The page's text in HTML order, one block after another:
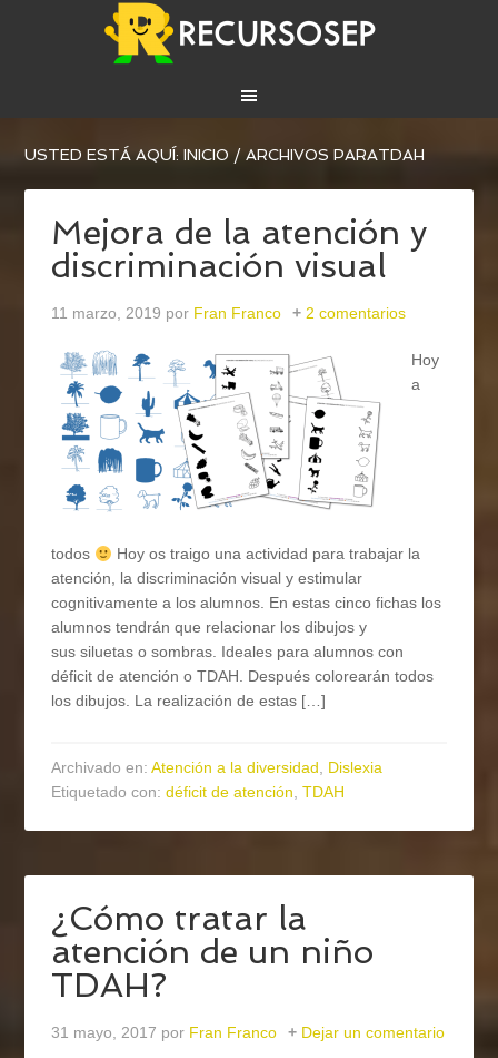
USTED ESTÁ AQUÍ:INICIO / ARCHIVOS PARATDAH
Mejora de la atención y
discriminación visual
11 marzo, 2019 por Fran Franco 2 comentarios
Hoy
a
todos
Hoy os traigo una actividad para trabajar la
atención, la discriminación visual y estimular
cognitivamente a los alumnos. En estas cinco fichas los
alumnos tendrán que relacionar los dibujos y
sus siluetas o sombras. Ideales para alumnos con
déficit de atención o TDAH. Después colorearán todos
los dibujos. La realización de estas […]
Archivado en:Atención a la diversidad, Dislexia
Etiquetado con:déficit de atención,TDAH
¿Cómo tratar la
atención de un niño
TDAH?
31 mayo, 2017 por Fran Franco Dejar un comentario